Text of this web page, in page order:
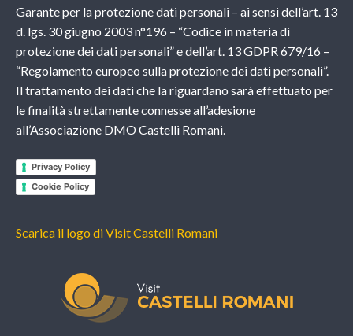
Garante per la protezione dati personali – ai sensi dell’art. 13
d. lgs. 30 giugno 2003 n°196 – “Codice in materia di
protezione dei dati personali” e dell’art. 13 GDPR 679/16 –
“Regolamento europeo sulla protezione dei dati personali”.
Il trattamento dei dati che la riguardano sarà effettuato per
le finalità strettamente connesse all’adesione
all’Associazione DMO Castelli Romani.
Privacy Policy
Cookie Policy
Scarica il logo di Visit Castelli Romani